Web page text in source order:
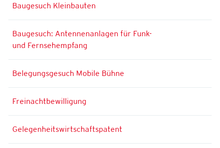
Baugesuch Kleinbauten
Baugesuch: Antennenanlagen für Funk-
und Fernsehempfang
Belegungsgesuch Mobile Bühne
Freinachtbewilligung
Gelegenheitswirtschaftspatent